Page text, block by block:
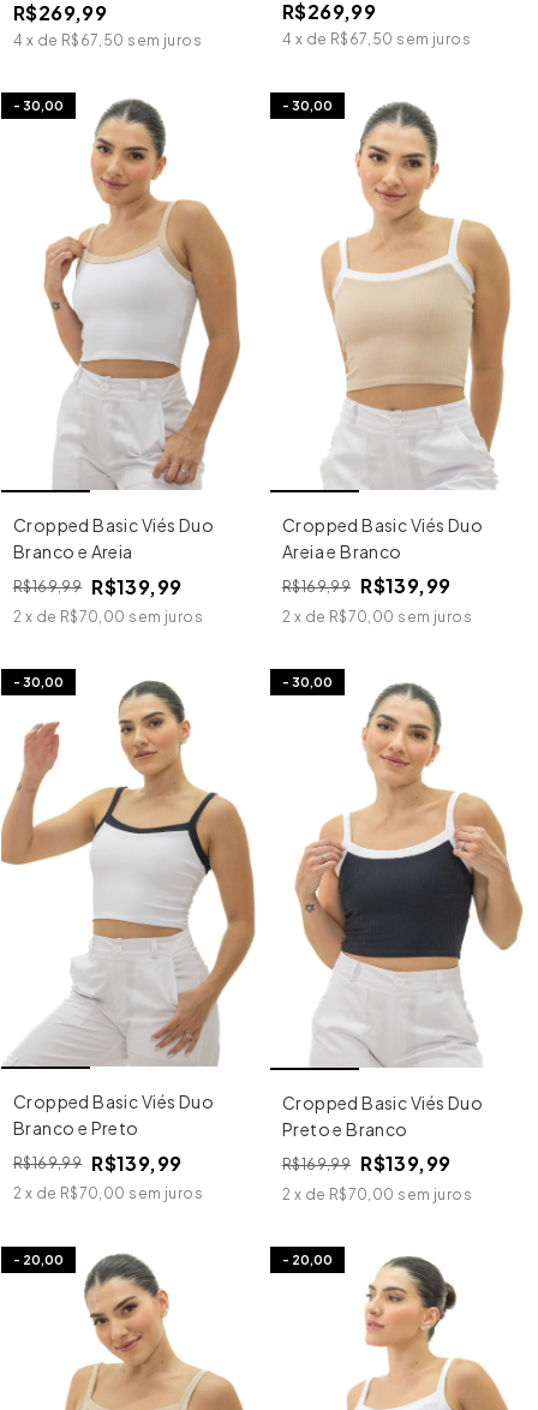
R$269,99
4 x de R$67,50 sem juros
R$269,99
4 x de R$67,50 sem juros
- 30,00
Cropped Basic Viés Duo
Branco e Areia
R$169,99 R$139,99
2 x de R$70,00 sem juros
- 30,00
Cropped Basic Viés Duo
Areia e Branco
R$169,99 R$139,99
2 x de R$70,00 sem juros
- 30,00
Cropped Basic Viés Duo
Branco e Preto
R$169,99 R$139,99
2 x de R$70,00 sem juros
- 30,00
Cropped Basic Viés Duo
Preto e Branco
R$169,99 R$139,99
2 x de R$70,00 sem juros
- 20,00 - 20,00